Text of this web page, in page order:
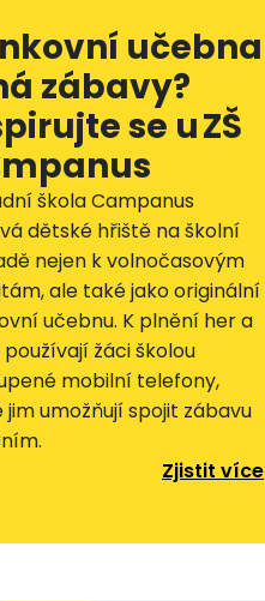
učebna
zábavy?
se u ZŠ
škola Campanus
dětské hřiště na školní
nejen k volnočasovým
ale také jako originální
učebnu. K plnění her a
používají žáci školou
mobilní telefony,
jim umožňují spojit zábavu
Zjistit více